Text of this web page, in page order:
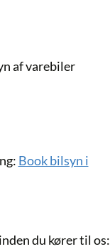
af varebiler
Book bilsyn i
du kører til os: